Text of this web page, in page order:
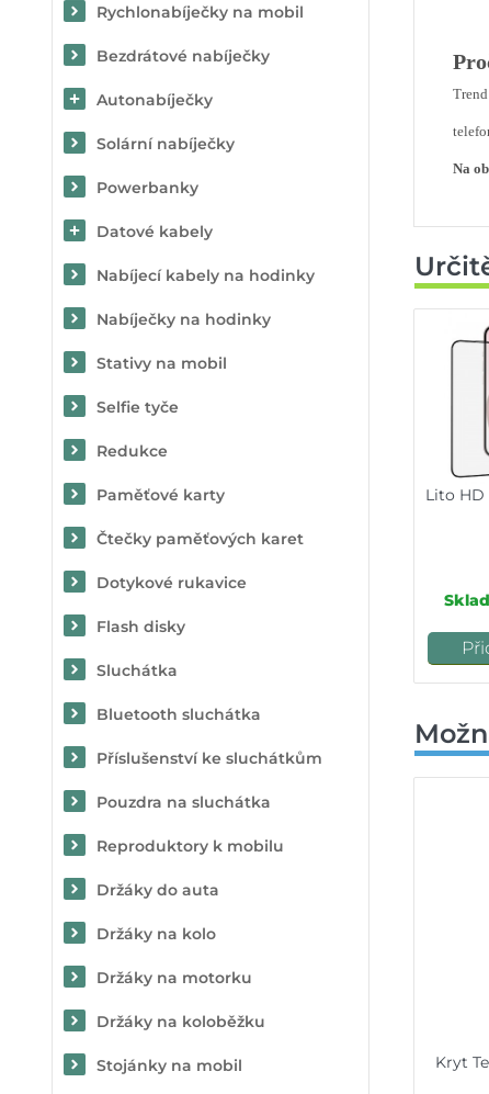
Rychlonabíječky na mobil
Bezdrátové nabíječky
Autonabíječky
Solární nabíječky
Powerbanky
Datové kabely
Nabíjecí kabely na hodinky
Nabíječky na hodinky
Stativy na mobil
Selfie tyče
Redukce
Paměťové karty
Čtečky paměťových karet
Dotykové rukavice
Flash disky
Sluchátka
Bluetooth sluchátka
Příslušenství ke sluchátkům
Pouzdra na sluchátka
Reproduktory k mobilu
Držáky do auta
Držáky na kolo
Držáky na motorku
Držáky na koloběžku
Stojánky na mobil
Na
Lito HD
Kryt